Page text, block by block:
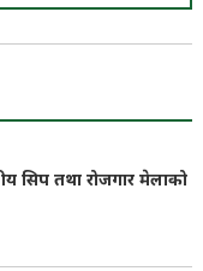
सिप तथा रोजगार मेलाको